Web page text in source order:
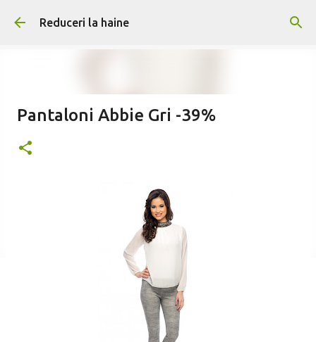
Treceți la conținutul principal
Reduceri la haine
Pantaloni Abbie Gri -39%